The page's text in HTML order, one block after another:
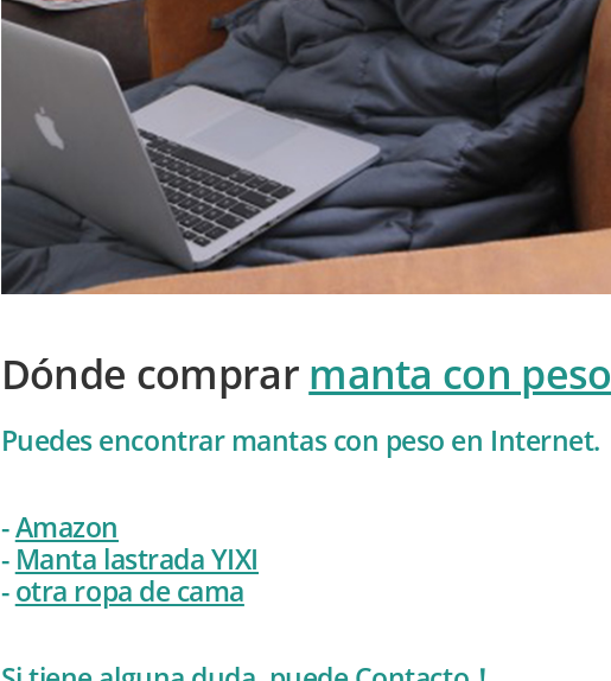
Dónde comprar manta con peso
Puedes encontrar mantas con peso en Internet.
-Amazon
- Manta lastrada YIXI
-otra ropa de cama